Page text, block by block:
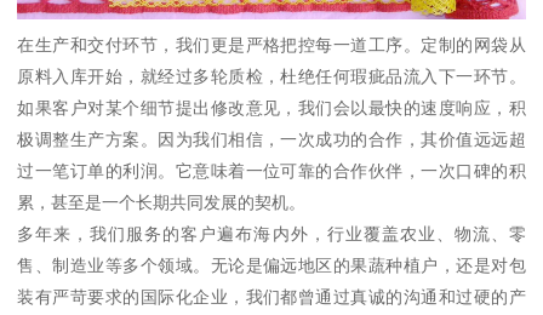
在生产和交付环节，我们更是严格把控每一道工序。定制的网袋从
原料入库开始，就经过多轮质检，杜绝任何瑕疵品流入下一环节。
如果客户对某个细节提出修改意见，我们会以最快的速度响应，积
极调整生产方案。因为我们相信，一次成功的合作，其价值远远超
过一笔订单的利润。它意味着一位可靠的合作伙伴，一次口碑的积
累，甚至是一个长期共同发展的契机。
多年来，我们服务的客户遍布海内外，行业覆盖农业、物流、零
售、制造业等多个领域。无论是偏远地区的果蔬种植户，还是对包
装有严苛要求的国际化企业，我们都曾通过真诚的沟通和过硬的产